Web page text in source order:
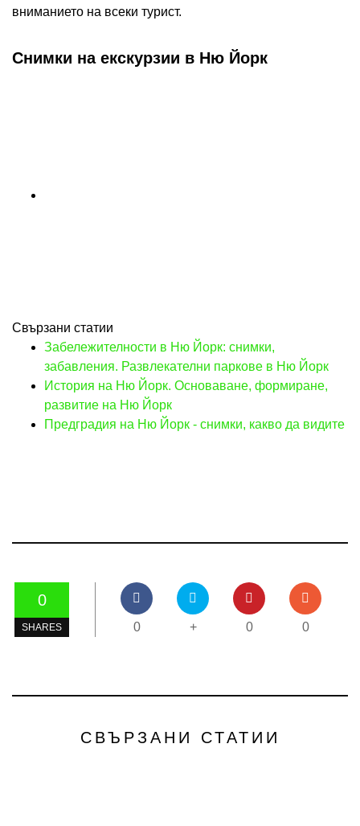
вниманието на всеки турист.
Снимки на екскурзии в Ню Йорк
Свързани статии
Забележителности в Ню Йорк: снимки,
забавления. Развлекателни паркове в Ню Йорк
История на Ню Йорк. Основаване, формиране,
развитие на Ню Йорк
Предградия на Ню Йорк - снимки, какво да видите
0
SHARES 0 + 0 0
СВЪРЗАНИ СТАТИИ